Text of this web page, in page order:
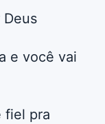
Deus
e você vai
fiel pra